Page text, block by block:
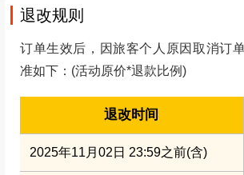
退改规则
订单生效后，因旅客个人原因取消订
准如下：(活动原价*退款比例)
退改时间
2025年11月02日 23:59之前(含)